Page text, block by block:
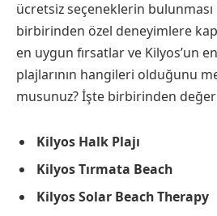
ücretsiz seçeneklerin
birbirinden özel deneyimlere kapı
en uygun fırsatlar ve Kilyos’un
plajlarının hangileri olduğunu
musunuz? İşte birbirinden
Kilyos Halk Plajı
Kilyos Tırmata Beach
Kilyos Solar Beach Therapy